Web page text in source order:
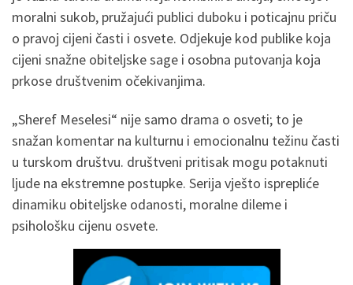
moralni sukob, pružajući publici duboku i poticajnu priču
o pravoj cijeni časti i osvete. Odjekuje kod publike koja
cijeni snažne obiteljske sage i osobna putovanja koja
prkose društvenim očekivanjima.
„Sheref Meselesi“ nije samo drama o osveti; to je
snažan komentar na kulturnu i emocionalnu težinu časti
u turskom društvu. društveni pritisak mogu potaknuti
ljude na ekstremne postupke. Serija vješto isprepliće
dinamiku obiteljske odanosti, moralne dileme i
psihološku cijenu osvete.